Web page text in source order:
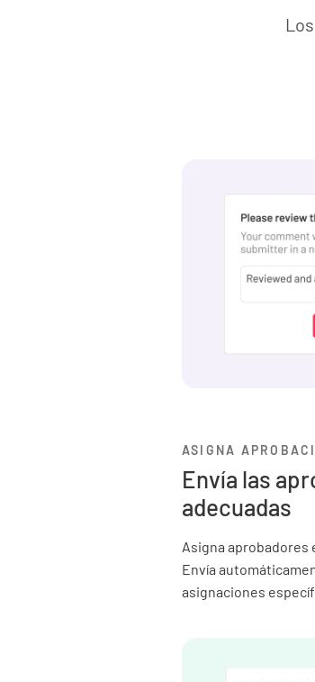
ASIGNA
Envía las
adecuadas
Asigna aprobadores
Envía
asignaciones